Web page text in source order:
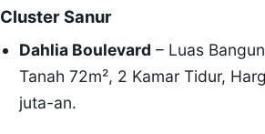
Cluster Sanur
Dahlia Boulevard – Luas
Tanah 72m², 2 Kamar Tidur,
juta-an.